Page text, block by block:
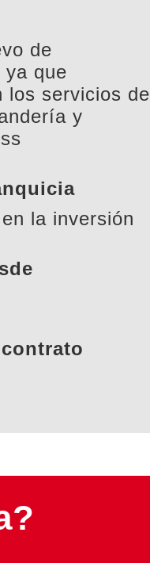
de
ya que
los servicios de
y
la inversión